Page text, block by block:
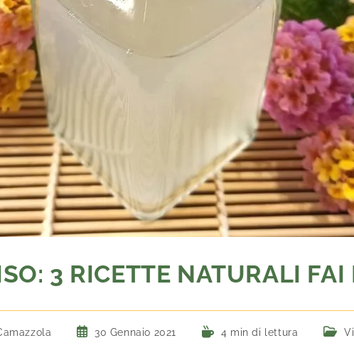
3 RICETTE NATURALI FAI
30 Gennaio 2021 4 min di lettura